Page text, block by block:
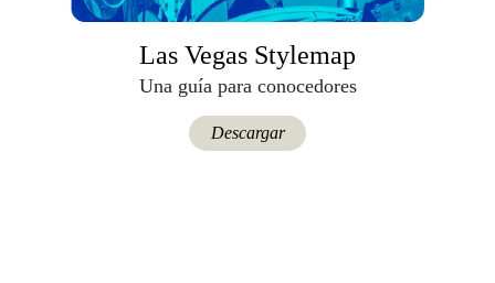
Las Vegas Stylemap
Una guía para conocedores
Descargar